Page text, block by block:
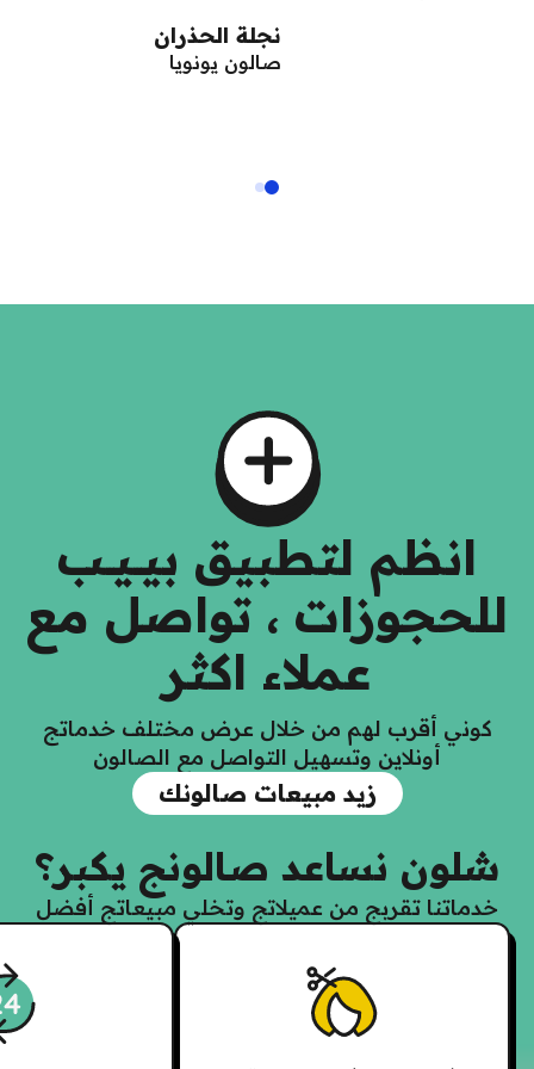
نجلة الحذران
صالون يونويا
انظم لتطبيق بيــيــب
للحجوزات ، تواصل مع
عملاء اكثر
كوني أقرب لهم من خلال عرض مختلف خدماتج
أونلاين وتسهيل التواصل مع الصالون
زيد مبيعات صالونك
شلون نساعد صالونج يكبر؟
خدماتنا تقربج من عميلاتج وتخلي مبيعاتج أفضل